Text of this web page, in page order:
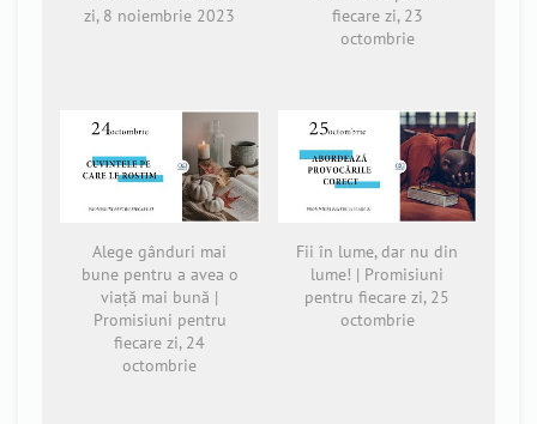
zi, 8 noiembrie 2023
fiecare zi, 23
octombrie
Alege gânduri mai
bune pentru a avea o
viață mai bună |
Promisiuni pentru
fiecare zi, 24
octombrie
Fii în lume, dar nu din
lume! | Promisiuni
pentru fiecare zi, 25
octombrie